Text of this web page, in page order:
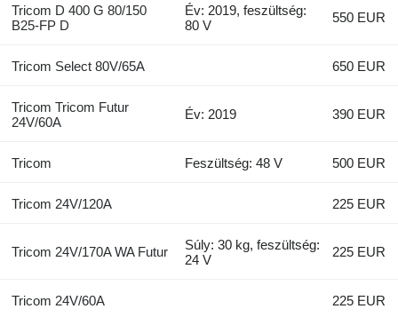
Tricom D 400 G 80/150
B25-FP D
Év: 2019, feszültség:
80 V
550 EUR
Tricom Select 80V/65A 650 EUR
Tricom Tricom Futur
24V/60A
Év: 2019 390 EUR
Tricom Feszültség: 48 V 500 EUR
Tricom 24V/120A 225 EUR
Tricom 24V/170A WA Futur
Súly: 30 kg, feszültség:
24 V
225 EUR
Tricom 24V/60A 225 EUR